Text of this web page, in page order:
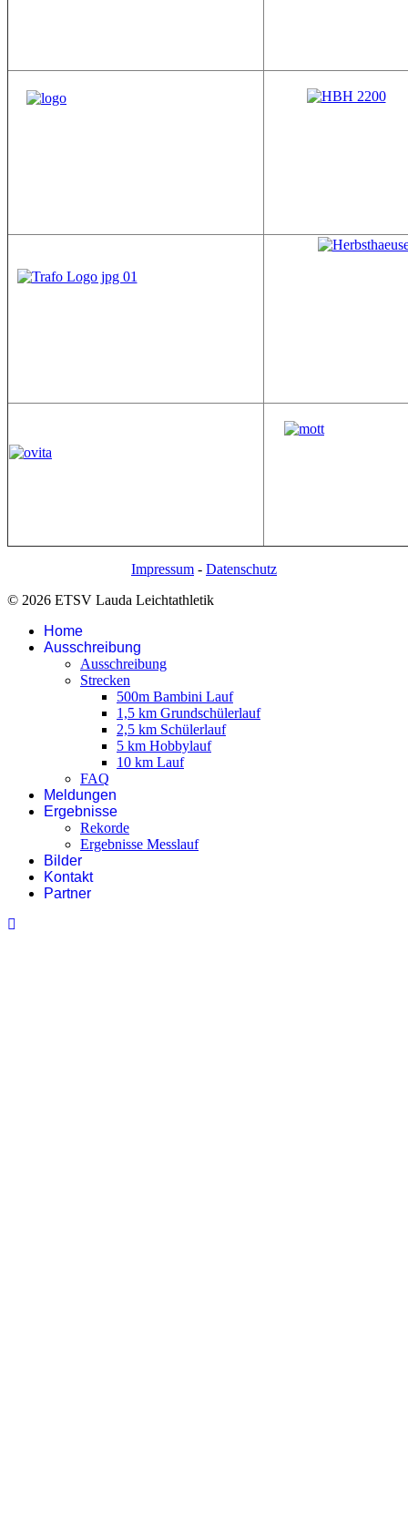
Impressum - Datenschutz
© 2026 ETSV Lauda Leichtathletik
Home
Ausschreibung
Ausschreibung
Strecken
500m Bambini Lauf
1,5 km Grundschülerlauf
2,5 km Schülerlauf
5 km Hobbylauf
10 km Lauf
FAQ
Meldungen
Ergebnisse
Rekorde
Ergebnisse Messlauf
Bilder
Kontakt
Partner